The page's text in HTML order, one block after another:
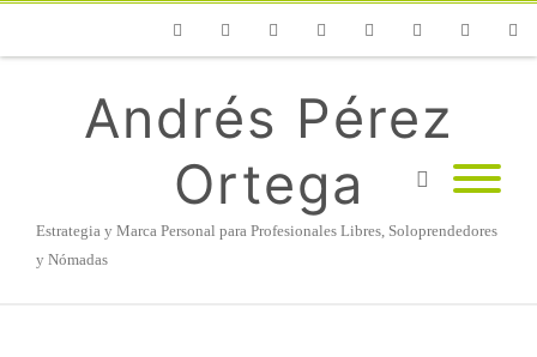
Andrés Pérez
Ortega
Estrategia y Marca Personal para Profesionales Libres, Soloprendedores
y Nómadas